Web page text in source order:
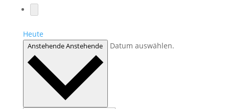
Heute
AnstehendeAnstehende Datum auswählen.